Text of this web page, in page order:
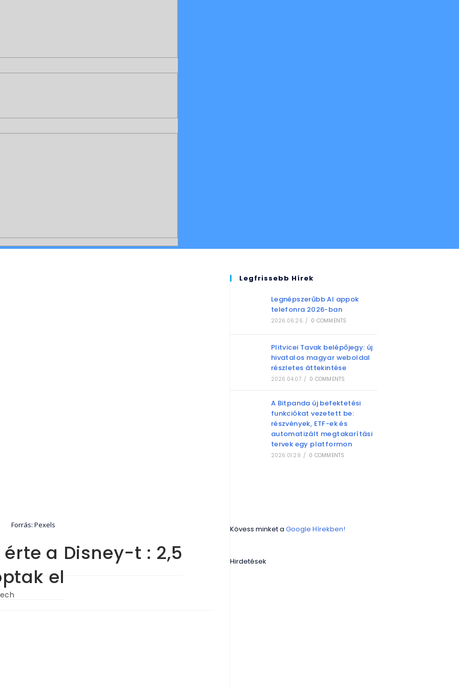
Forrás: Pexels
a Disney-t : 2,5
el
Legfrissebb Hírek
Legnépszerűbb AI appok
telefonra 2026-ban
2026.06.26. / 0 COMMENTS
Plitvicei Tavak belépőjegy: új
hivatalos magyar weboldal
részletes áttekintése
2026.04.07. / 0 COMMENTS
A Bitpanda új befektetési
funkciókat vezetett be:
részvények, ETF-ek és
automatizált megtakarítási
tervek egy platformon
2026.01.29. / 0 COMMENTS
Kövess minket aGoogle Hírekben!
Hirdetések